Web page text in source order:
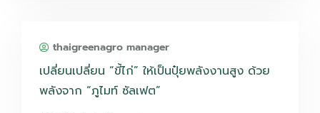
thaigreenagro manager
เปลี่ยนเปลี่ยน “ขี้ไก่” ให้เป็นปุ๋ยพลังงานสูง ด้วย
พลังจาก “ภูไมท์ ซัลเฟต”